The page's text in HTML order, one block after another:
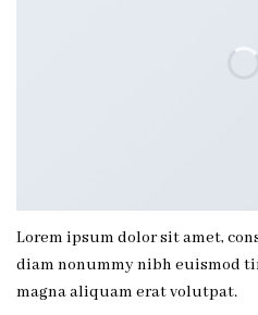
Lorem ipsum dolor sit amet,
diam nonummy nibh euismod
magna aliquam erat volutpat.